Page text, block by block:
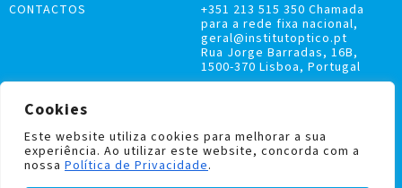
Cookies
Este website utiliza cookies para melhorar a sua
experiência. Ao utilizar este website, concorda com a
nossa Política de Privacidade.
LIVRO DE RECLAMAÇÕES
CONTACTOS
+351 213 515 350 Chamada
para a rede fixa nacional,
geral@institutoptico.pt
Rua Jorge Barradas, 16B,
1500-370 Lisboa, Portugal